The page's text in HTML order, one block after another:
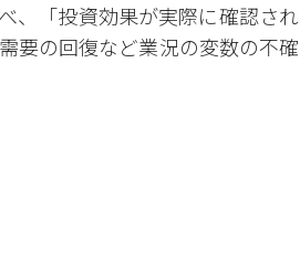
、「投資効果が実際に確認され
要の回復など業況の変数の不確